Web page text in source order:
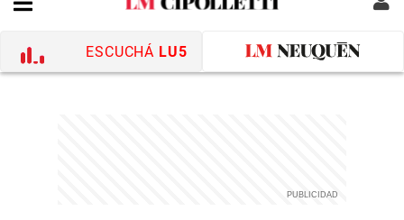
ESCUCHÁ LU5